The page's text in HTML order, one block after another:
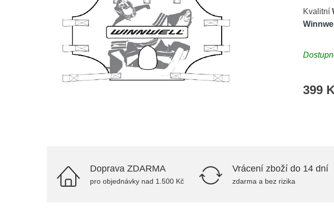
Kvalitní
Winnwell
399
Doprava ZDARMA
pro objednávky nad 1.500 Kč
Vrácení zboží do 14 dní
zdarma a bez rizika